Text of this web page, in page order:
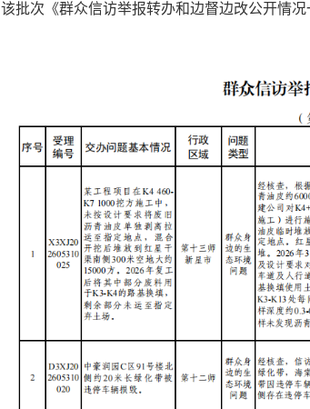
该批次《群众信访举报转办和边督边改公开情况